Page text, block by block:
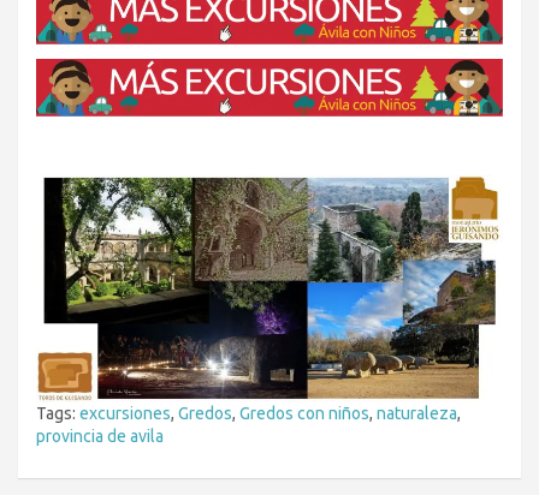
Tags: excursiones, Gredos, Gredos con niños, naturaleza,
provincia de avila